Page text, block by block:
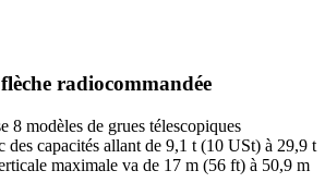
radiocommandée
8 modèles de grues télescopiques
des capacités allant de 9,1 t (10 USt) à 29,9 t
maximale va de 17 m (56 ft) à 50,9 m